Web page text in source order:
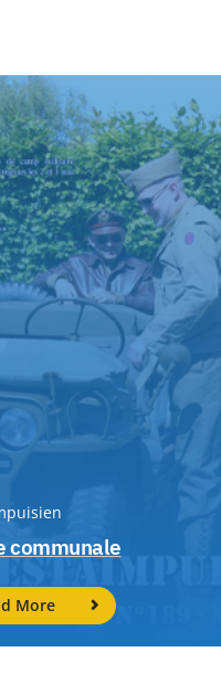
communale
More